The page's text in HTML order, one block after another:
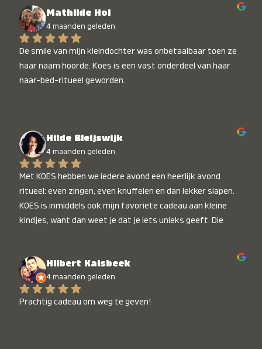
Mathilde Hol
4 maanden geleden
De smile van mijn kleindochter was onbetaalbaar toen ze
haar naam hoorde. Koes is een vast onderdeel van haar
naar-bed-ritueel geworden.
Hilde Bleijswijk
4 maanden geleden
Met KOES hebben we iedere avond een heerlijk avond
ritueel: even zingen, even knuffelen en dan lekker slapen.
KOES is inmiddels ook mijn favoriete cadeau aan kleine
kindjes, want dan weet je dat je iets unieks geeft. Die
Hilbert Kalsbeek
4 maanden geleden
Prachtig cadeau om weg te geven!